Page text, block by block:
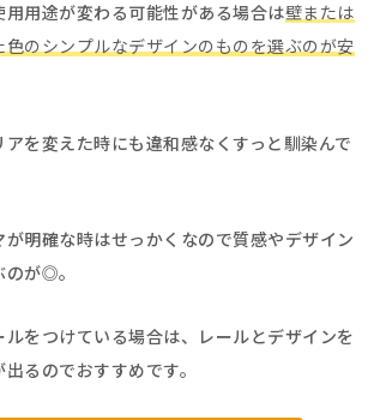
用用途が変わる可能性がある場合は壁または
色のシンプルなデザインのものを選ぶのが安
アを変えた時にも違和感なくすっと馴染んで
が明確な時はせっかくなので質感やデザイン
のが◎。
ルをつけている場合は、レールとデザインを
るのでおすすめです。